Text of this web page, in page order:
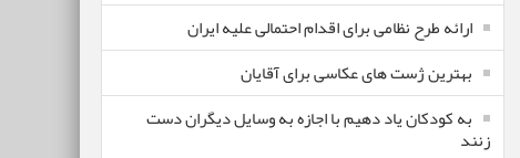
ارائه طرح نظامی برای اقدام احتمالی علیه ایران
بهترین ژست های عکاسی برای آقایان
به کودکان یاد دهیم با اجازه به وسایل دیگران دست
زنند